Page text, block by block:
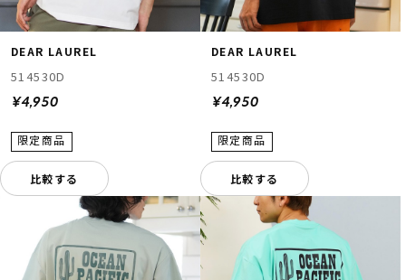
DEAR LAUREL
514530D
¥4,950
比較する
DEAR LAUREL
514530D
¥4,950
比較する